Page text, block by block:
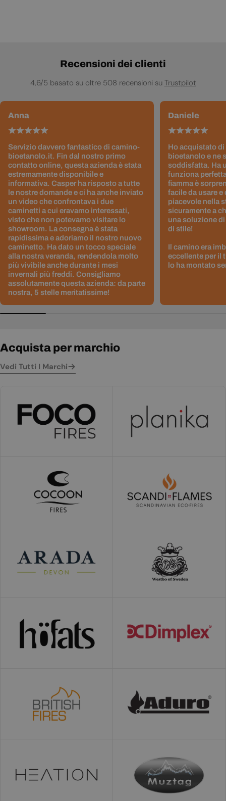
Recensioni dei clienti
4,6/5 basato su oltre 508 recensioni su Trustpilot
Anna
Servizio davvero fantastico di camino-
bioetanolo.it. Fin dal nostro primo
contatto online, questa azienda è stata
estremamente disponibile e
informativa. Casper ha risposto a tutte
le nostre domande e ci ha anche inviato
un video che confrontava i due
caminetti a cui eravamo interessati,
visto che non potevamo visitare lo
showroom. La consegna è stata
rapidissima e adoriamo il nostro nuovo
caminetto. Ha dato un tocco speciale
alla nostra veranda, rendendola molto
più vivibile anche durante i mesi
invernali più freddi. Consigliamo
assolutamente questa azienda: da parte
nostra, 5 stelle meritatissime!
Daniele
Ho acquistato di
bioetanolo e ne
soddisfatta. Ha
funziona
fiamma è
facile da usare e
piacevole nella
sicuramente a
una soluzione
di stile!
Il camino era
eccellente per il
lo ha montato
Acquista per marchio
Vedi Tutti I Marchi